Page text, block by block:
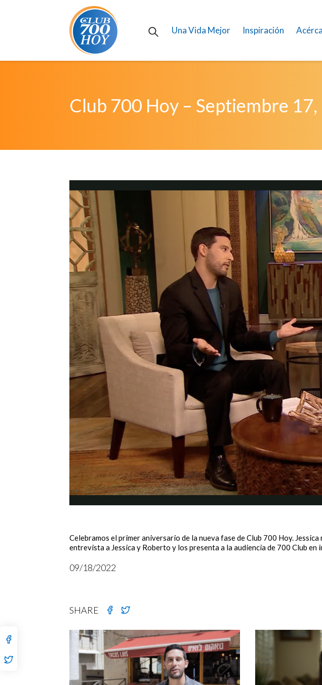
Una Vida Mejor Inspiración
Club 700 Hoy – Septiembre
Celebramos el primer aniversario de la nueva fase de Club 700 Hoy.
entrevista a Jessica y Roberto y los presenta a la audiencia de 700 Club en
09/18/2022
SHARE